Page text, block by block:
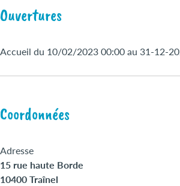
Ouvertures
Accueil du 10/02/2023 00:00 au 31-12-
Coordonnées
Adresse
15 rue haute Borde
10400 Traînel